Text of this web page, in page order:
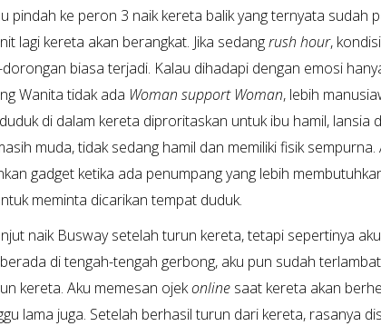
pindah ke peron 3 naik kereta balik yang ternyata sudah
lagi kereta akan berangkat. Jika sedangrush hour,
biasa terjadi. Kalau dihadapi dengan emosi
Wanita tidak ada Woman support Woman, lebih
di dalam kereta diproritaskan untuk ibu hamil, lansia
muda, tidak sedang hamil dan memiliki fisik
gadget ketika ada penumpang yang lebih
meminta dicarikan tempat duduk.
naik Busway setelah turun kereta, tetapi sepertinya
di tengah-tengah gerbong, aku pun sudah
kereta. Aku memesan ojekonline saat kereta akan
lama juga. Setelah berhasil turun dari kereta, rasanya